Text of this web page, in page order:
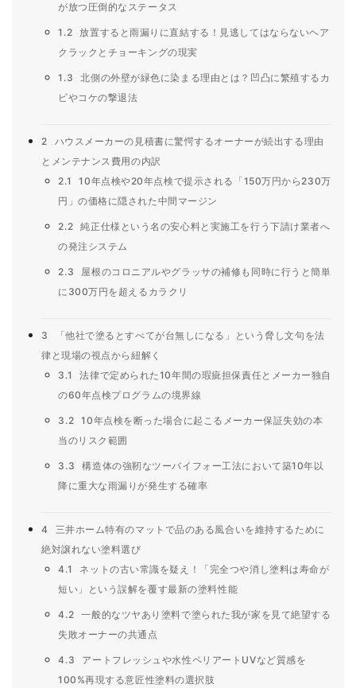
が放つ圧倒的なステータス
1.2 放置すると雨漏りに直結する！見逃してはならないヘア
クラックとチョーキングの現実
1.3
北側の外壁が緑色に染まる理由とは？凹凸に繁殖するカ
ビやコケの撃退法
2
ハウスメーカーの見積書に驚愕するオーナーが続出する理由
とメンテナンス費用の内訳
2.1
10年点検や20年点検で提示される「150万円から230万
円」の価格に隠された中間マージン
2.2 純正仕様という名の安心料と実施工を行う下請け業者へ
の発注システム
2.3
屋根のコロニアルやグラッサの補修も同時に行うと簡単
に300万円を超えるカラクリ
3
「他社で塗るとすべてが台無しになる」という脅し文句を法
律と現場の視点から紐解く
3.1
法律で定められた10年間の瑕疵担保責任とメーカー独自
の60年点検プログラムの境界線
3.2 10年点検を断った場合に起こるメーカー保証失効の本
当のリスク範囲
3.3
構造体の強靭なツーバイフォー工法において築10年以
降に重大な雨漏りが発生する確率
4
三井ホーム特有のマットで品のある風合いを維持するために
絶対譲れない塗料選び
4.1
ネットの古い常識を疑え！「完全つや消し塗料は寿命が
短い」という誤解を覆す最新の塗料性能
4.2 一般的なツヤあり塗料で塗られた我が家を見て絶望する
失敗オーナーの共通点
4.3
アートフレッシュや水性ペリアートUVなど質感を
100%再現する意匠性塗料の選択肢